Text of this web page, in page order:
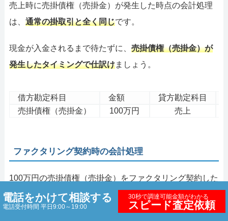
売上時に売掛債権（売掛金）が発生した時点の会計処理
は、 通常の掛取引と全く同じです。
現金が入金されるまで待たずに、 売掛債権（売掛金）が
発生したタイミングで仕訳けましょう。
借方勘定科目 金額 貸方勘定科目
売掛債権（売掛金）
100万円 売上
ファクタリング契約時の会計処理
100万円の売掛債権（売掛金）をファクタリング契約した
時の仕訳は以下の通りです。
電話をかけて相談する
電話受付時間 平日9:00～19:00
30秒で調達可能金額がわかる
スピード査定依頼